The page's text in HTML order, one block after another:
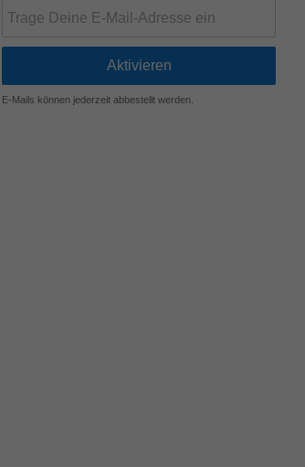
E-Mails können jederzeit abbestellt werden.